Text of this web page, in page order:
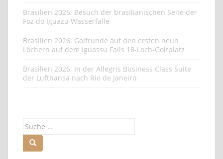
Brasilien 2026: Besuch der brasilianischen Seite der
Foz do Iguazu Wasserfälle
Brasilien 2026: Golfrunde auf den ersten neun
Löchern auf dem Iguassu Falls 18-Loch-Golfplatz
Brasilien 2026: In der Allegris Business Class Suite
der Lufthansa nach Rio de Janeiro